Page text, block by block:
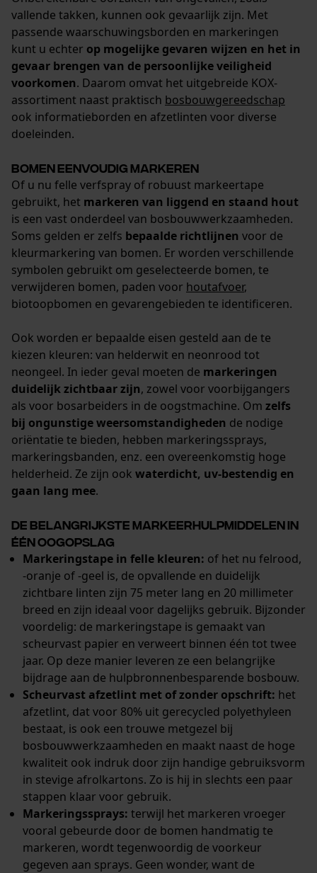
vallende takken, kunnen ook gevaarlijk zijn. Met
passende waarschuwingsborden en markeringen
kunt u echter op mogelijke gevaren wijzen en het in
gevaar brengen van de persoonlijke veiligheid
voorkomen. Daarom omvat het uitgebreide KOX-
assortiment naast praktisch bosbouwgereedschap
ook informatieborden en afzetlinten voor diverse
doeleinden.
Bomen eenvoudig markeren
Of u nu felle verfspray of robuust markeertape
gebruikt, het markeren van liggend en staand hout
is een vast onderdeel van bosbouwwerkzaamheden.
Soms gelden er zelfs bepaalde richtlijnen voor de
kleurmarkering van bomen. Er worden verschillende
symbolen gebruikt om geselecteerde bomen, te
verwijderen bomen, paden voor houtafvoer,
biotoopbomen en gevarengebieden te identificeren.
Ook worden er bepaalde eisen gesteld aan de te
kiezen kleuren: van helderwit en neonrood tot
neongeel. In ieder geval moeten de markeringen
duidelijk zichtbaar zijn, zowel voor voorbijgangers
als voor bosarbeiders in de oogstmachine. Om zelfs
bij ongunstige weersomstandigheden de nodige
oriëntatie te bieden, hebben markeringssprays,
markeringsbanden, enz. een overeenkomstig hoge
helderheid. Ze zijn ook waterdicht, uv-bestendig en
gaan lang mee.
De belangrijkste markeerhulpmiddelen in
één oogopslag
Markeringstape in felle kleuren: of het nu felrood,
-oranje of -geel is, de opvallende en duidelijk
zichtbare linten zijn 75 meter lang en 20 millimeter
breed en zijn ideaal voor dagelijks gebruik. Bijzonder
voordelig: de markeringstape is gemaakt van
scheurvast papier en verweert binnen één tot twee
jaar. Op deze manier leveren ze een belangrijke
bijdrage aan de hulpbronnenbesparende bosbouw.
Scheurvast afzetlint met of zonder opschrift: het
afzetlint, dat voor 80% uit gerecycled polyethyleen
bestaat, is ook een trouwe metgezel bij
bosbouwwerkzaamheden en maakt naast de hoge
kwaliteit ook indruk door zijn handige gebruiksvorm
in stevige afrolkartons. Zo is hij in slechts een paar
stappen klaar voor gebruik.
Markeringssprays: terwijl het markeren vroeger
vooral gebeurde door de bomen handmatig te
markeren, wordt tegenwoordig de voorkeur
gegeven aan sprays. Geen wonder, want de
Opgeslagen winkelwagen
Persoonlijke begroeting
Geo-IP en gebruikersdetectie
YouTube-video's
Google Maps
Microsoft Advertising Universal
Event Tracking
Survicate